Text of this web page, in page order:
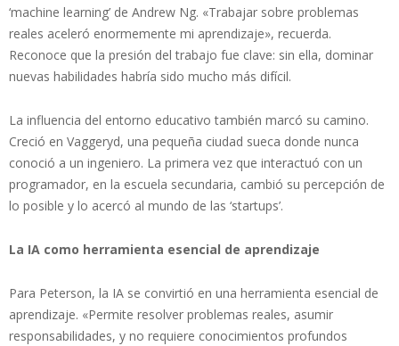
‘machine learning’ de Andrew Ng. «Trabajar sobre problemas
reales aceleró enormemente mi aprendizaje», recuerda.
Reconoce que la presión del trabajo fue clave: sin ella, dominar
nuevas habilidades habría sido mucho más difícil.
La influencia del entorno educativo también marcó su camino.
Creció en Vaggeryd, una pequeña ciudad sueca donde nunca
conoció a un ingeniero. La primera vez que interactuó con un
programador, en la escuela secundaria, cambió su percepción de
lo posible y lo acercó al mundo de las ‘startups’.
La IA como herramienta esencial de aprendizaje
Para Peterson, la IA se convirtió en una herramienta esencial de
aprendizaje. «Permite resolver problemas reales, asumir
responsabilidades, y no requiere conocimientos profundos